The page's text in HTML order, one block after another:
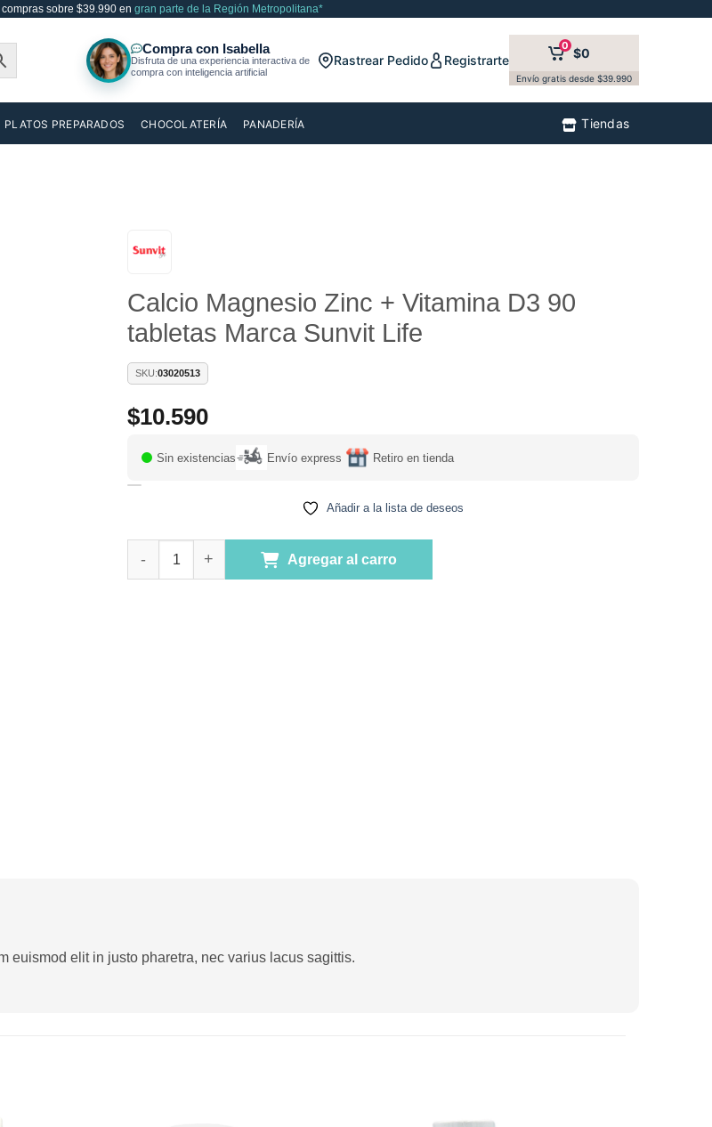
sobre $39.990 en gran parte de la Región Metropolitana*
Rastrear Pedido Registrarte
0 $0
Envío gratis desde $39.990
PLATOS PREPARADOS CHOCOLATERÍA PANADERÍA Tiendas
Calcio Magnesio Zinc + Vitamina D3 90
tabletas Marca Sunvit Life
SKU:03020513
$10.590
Sin existencias Envío express Retiro en tienda
Añadir a la lista de deseos
Agregar al carro
euismod elit in justo pharetra, nec varius lacus sagittis.